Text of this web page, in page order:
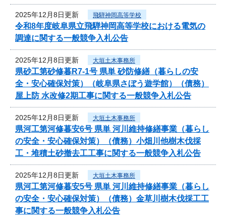
2025年12月8日更新 飛騨神岡高等学校
令和8年度岐阜県立飛騨神岡高等学校における電気の
調達に関する一般競争入札公告
2025年12月8日更新 大垣土木事務所
県砂工第砂修暮R7-1号 県単 砂防修繕（暮らしの安
全・安心確保対策）（岐阜県さぼう遊学館）（債務）
屋上防 水改修2期工事に関する一般競争入札公告
2025年12月8日更新 大垣土木事務所
県河工第河修暮安6号 県単 河川維持修繕事業（暮らし
の安全・安心確保対策）（債務）小畑川他樹木伐採
工・堆積土砂撤去工工事に関する一般競争入札公告
2025年12月8日更新 大垣土木事務所
県河工第河修暮安5号 県単 河川維持修繕事業（暮らし
の安全・安心確保対策）（債務）金草川樹木伐採工工
事に関する一般競争入札公告